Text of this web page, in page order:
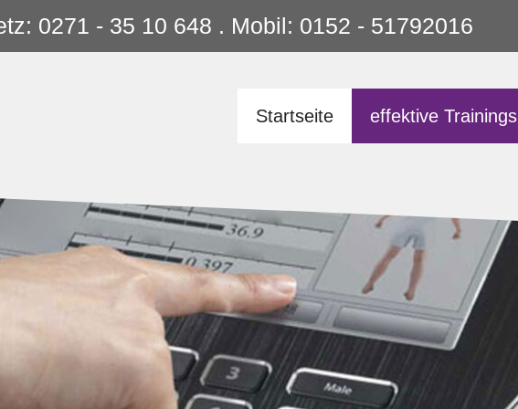
0271 - 35 10 648 . Mobil: 0152 - 51792016
Startseite effektive Trainings